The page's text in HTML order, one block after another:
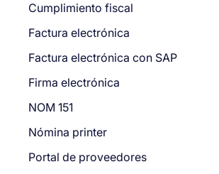
Cumplimiento fiscal
Factura electrónica
Factura electrónica con SAP
Firma electrónica
NOM 151
Nómina printer
Portal de proveedores